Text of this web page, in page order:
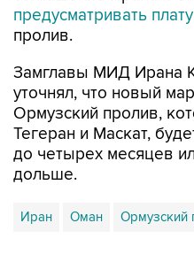
предусматривать плату
пролив.
Замглавы МИД Ирана
уточнял, что новый
Ормузский пролив,
Тегеран и Маскат,
до четырех месяцев
дольше.
Иран Оман Ормузский